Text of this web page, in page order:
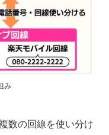
み
数の回線を使い分け